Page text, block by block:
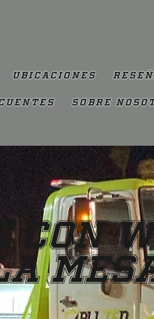
Ubicaciones
Sobre
con